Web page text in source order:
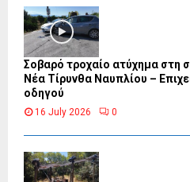
Σοβαρό τροχαίο ατύχημα στη
Νέα Τίρυνθα Ναυπλίου –
οδηγού
16 July 2026 0